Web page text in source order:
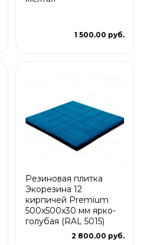
1 500.00 руб.
Резиновая плитка
Экорезина 12
кирпичей Premium
500x500x30 мм ярко-
голубая (RAL 5015)
2 800.00 руб.